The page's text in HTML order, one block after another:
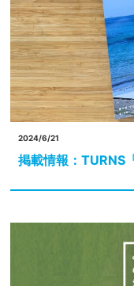
2024/6/21
掲載情報：TURNS